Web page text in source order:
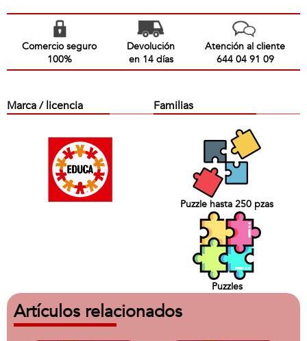
Comercio seguro
100%
Devolución
en 14 días
Atención al cliente
644 04 91 09
Marca / licencia Familias
Puzzle hasta 250 pzas
Puzzles
Artículos relacionados